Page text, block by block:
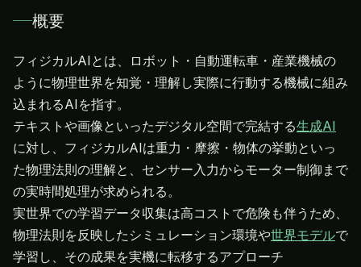
概要
フィジカルAIとは、ロボット・自動運転車・産業機械の
ように物理世界を知覚・理解し実際に行動する機械に組み
込まれるAIを指す。
テキストや画像といったデジタル空間で完結する生成AI
に対し、フィジカルAIは重力・摩擦・物体の挙動といっ
た物理法則の理解と、センサー入力からモーター制御まで
の実時間処理が求められる。
実世界での学習データ収集は高コストで危険も伴うため、
物理法則を反映したシミュレーション環境や世界モデルで
学習し、その成果を実機に転移するアプローチ